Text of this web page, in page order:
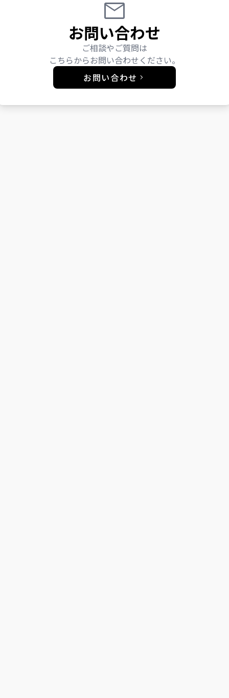
お問い合わせ
ご相談やご質問は
こちらからお問い合わせください。
お問い合わせ